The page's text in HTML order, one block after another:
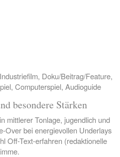
Doku/Beitrag/Feature,
Computerspiel, Audioguide
besondere Stärken
mittlerer Tonlage, jugendlich und
Over bei energievollen Underlays
Off-Text-erfahren (redaktionelle